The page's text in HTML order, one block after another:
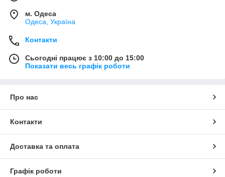
м. Одеса
Одеса, Україна
Контакти
Сьогодні працює з 10:00 до 15:00
Показати весь графік роботи
Про нас
Контакти
Доставка та оплата
Графік роботи